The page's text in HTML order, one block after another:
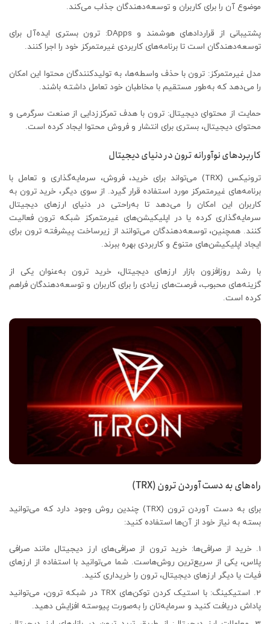
موضوع آن را برای کاربران و توسعه‌دهندگان جذاب می‌کند.
پشتیبانی از قراردادهای هوشمند و DApps: ترون بستری ایده‌آل برای
توسعه‌دهندگان است تا برنامه‌های کاربردی غیرمتمرکز خود را اجرا کنند.
مدل غیرمتمرکز: ترون با حذف واسطه‌ها، به تولیدکنندگان محتوا این امکان
را می‌دهد که به‌طور مستقیم با مخاطبان خود تعامل داشته باشند.
حمایت از محتوای دیجیتال: ترون با هدف تمرکززدایی از صنعت سرگرمی و
محتوای دیجیتال، بستری برای انتشار و فروش محتوا ایجاد کرده است.
کاربردهای نوآورانه ترون در دنیای دیجیتال
ترونیکس (TRX) می‌تواند برای خرید، فروش، سرمایه‌گذاری و تعامل با
برنامه‌های غیرمتمرکز مورد استفاده قرار گیرد. از سوی دیگر، خرید ترون به
کاربران این امکان را می‌دهد تا به‌راحتی در دنیای ارزهای دیجیتال
سرمایه‌گذاری کرده یا در اپلیکیشن‌های غیرمتمرکز شبکه ترون فعالیت
کنند. همچنین، توسعه‌دهندگان می‌توانند از زیرساخت پیشرفته ترون برای
ایجاد اپلیکیشن‌های متنوع و کاربردی بهره ببرند.
با رشد روزافزون بازار ارزهای دیجیتال، خرید ترون به‌عنوان یکی از
گزینه‌های محبوب، فرصت‌های زیادی را برای کاربران و توسعه‌دهندگان فراهم
کرده است.
راه‌های به دست آوردن ترون (TRX)
برای به دست آوردن ترون (TRX) چندین روش وجود دارد که می‌توانید
بسته به نیاز خود از آن‌ها استفاده کنید:
خرید از صرافی‌ها: خرید ترون از صرافی‌های ارز دیجیتال مانند صرافی
پلاس، یکی از سریع‌ترین روش‌هاست. شما می‌توانید با استفاده از ارزهای
فیات یا دیگر ارزهای دیجیتال، ترون را خریداری کنید.
استیکینگ: با استیک کردن توکن‌های TRX در شبکه ترون، می‌توانید
پاداش دریافت کنید و سرمایه‌تان را به‌صورت پیوسته افزایش دهید.